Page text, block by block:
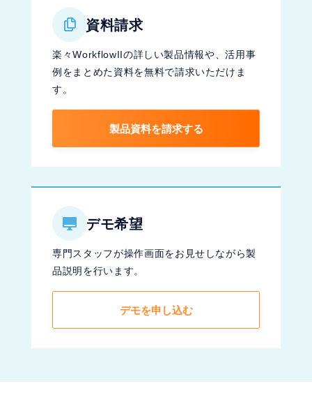
資料請求
楽々WorkflowIIの詳しい製品情報や、活用事
例をまとめた資料を無料で請求いただけま
す。
製品資料を請求する
デモ希望
専門スタッフが操作画面をお見せしながら製
品説明を行います。
デモを申し込む